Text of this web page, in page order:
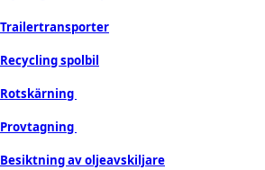
Trailertransporter
Recycling spolbil
Rotskärning
Provtagning
Besiktning av oljeavskiljare